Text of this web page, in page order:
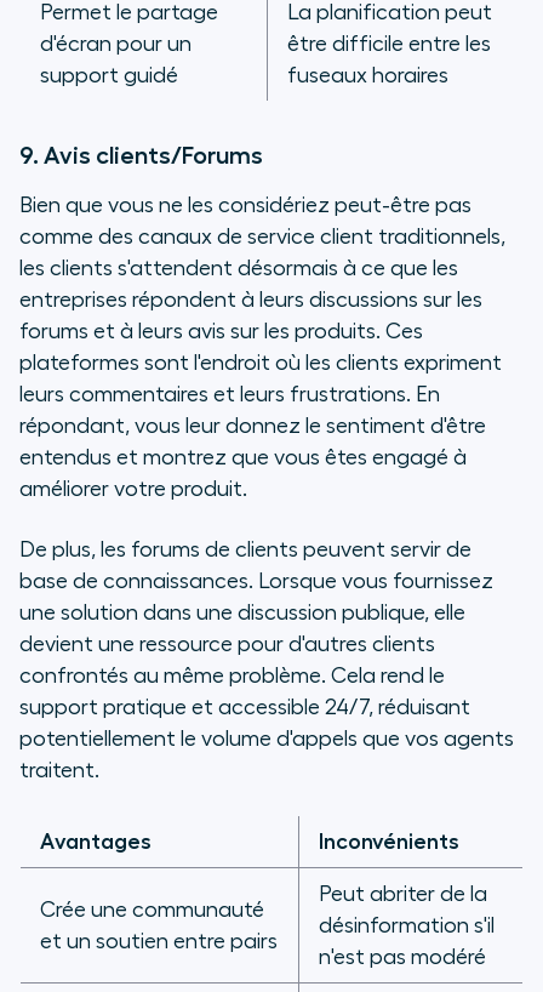
Permet le partage
d'écran pour un
support guidé
La planification peut
être difficile entre les
fuseaux horaires
9. Avis clients/Forums
Bien que vous ne les considériez peut-être pas
comme des canaux de service client traditionnels,
les clients s'attendent désormais à ce que les
entreprises répondent à leurs discussions sur les
forums et à leurs avis sur les produits. Ces
plateformes sont l'endroit où les clients expriment
leurs commentaires et leurs frustrations. En
répondant, vous leur donnez le sentiment d'être
entendus et montrez que vous êtes engagé à
améliorer votre produit.
De plus, les forums de clients peuvent servir de
base de connaissances. Lorsque vous fournissez
une solution dans une discussion publique, elle
devient une ressource pour d'autres clients
confrontés au même problème. Cela rend le
support pratique et accessible 24/7, réduisant
potentiellement le volume d'appels que vos agents
traitent.
Avantages Inconvénients
Crée une communauté
et un soutien entre pairs
Peut abriter de la
désinformation s'il
n'est pas modéré